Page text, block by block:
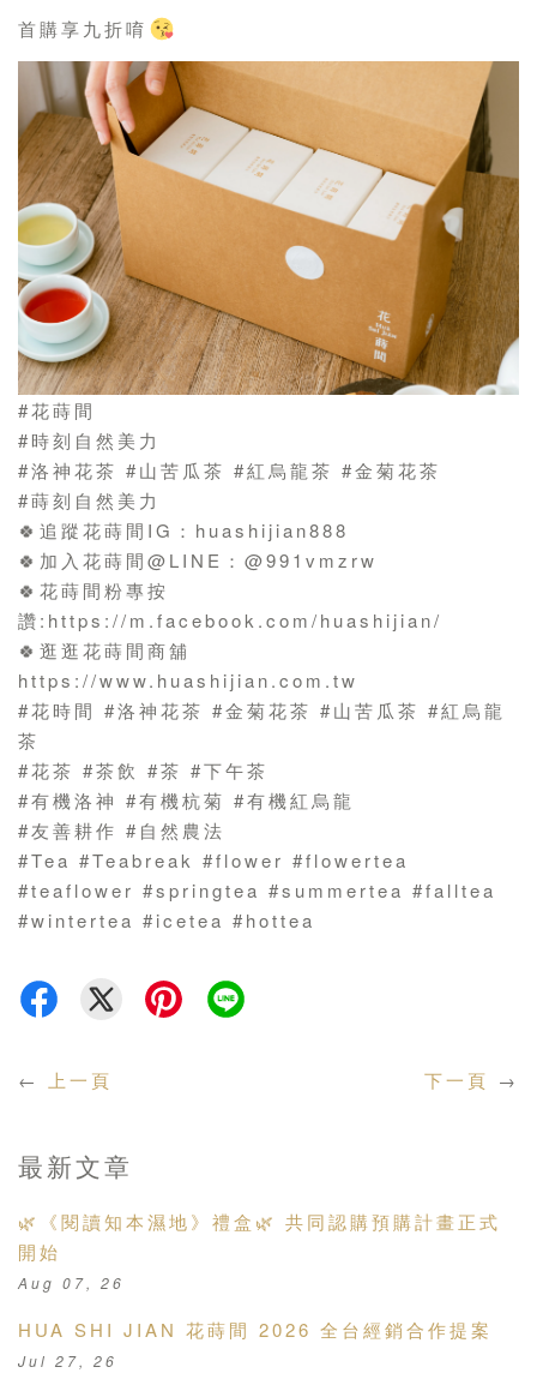
首購享九折唷
#花蒔間
#時刻自然美力
#洛神花茶 #山苦瓜茶 #紅烏龍茶 #金菊花茶
#蒔刻自然美力
🍀追蹤花蒔間IG：huashijian888
🍀加入花蒔間@LINE：@991vmzrw
🍀花蒔間粉專按
讚:https://m.facebook.com/huashijian/
🍀逛逛花蒔間商舖
https://www.huashijian.com.tw
#花時間 #洛神花茶 #金菊花茶 #山苦瓜茶 #紅烏龍
茶
#花茶 #茶飲 #茶 #下午茶
#有機洛神 #有機杭菊 #有機紅烏龍
#友善耕作 #自然農法
#Tea #Teabreak #flower #flowertea
#teaflower #springtea #summertea #falltea
#wintertea #icetea #hottea
← 上一頁 下一頁 →
最新文章
🌿《閱讀知本濕地》禮盒🌿 共同認購預購計畫正式
開始
Aug 07, 26
HUA SHI JIAN 花蒔間 2026 全台經銷合作提案
Jul 27, 26